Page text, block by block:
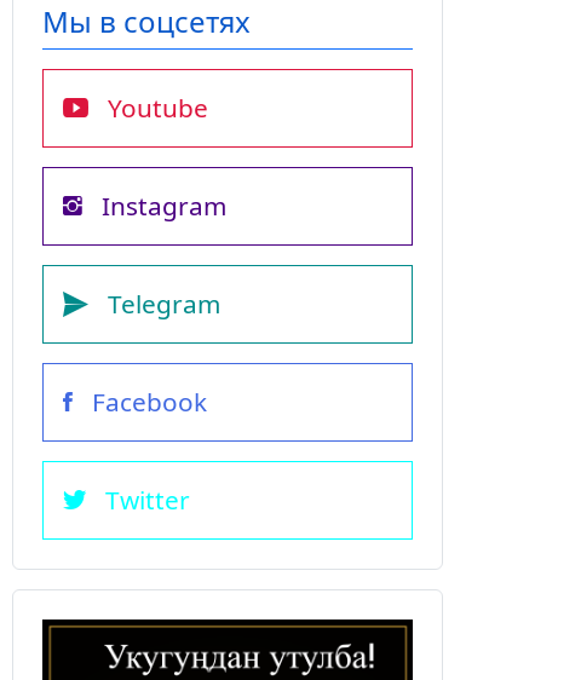
Мы в соцсетях
Youtube
Instagram
Telegram
Facebook
Twitter